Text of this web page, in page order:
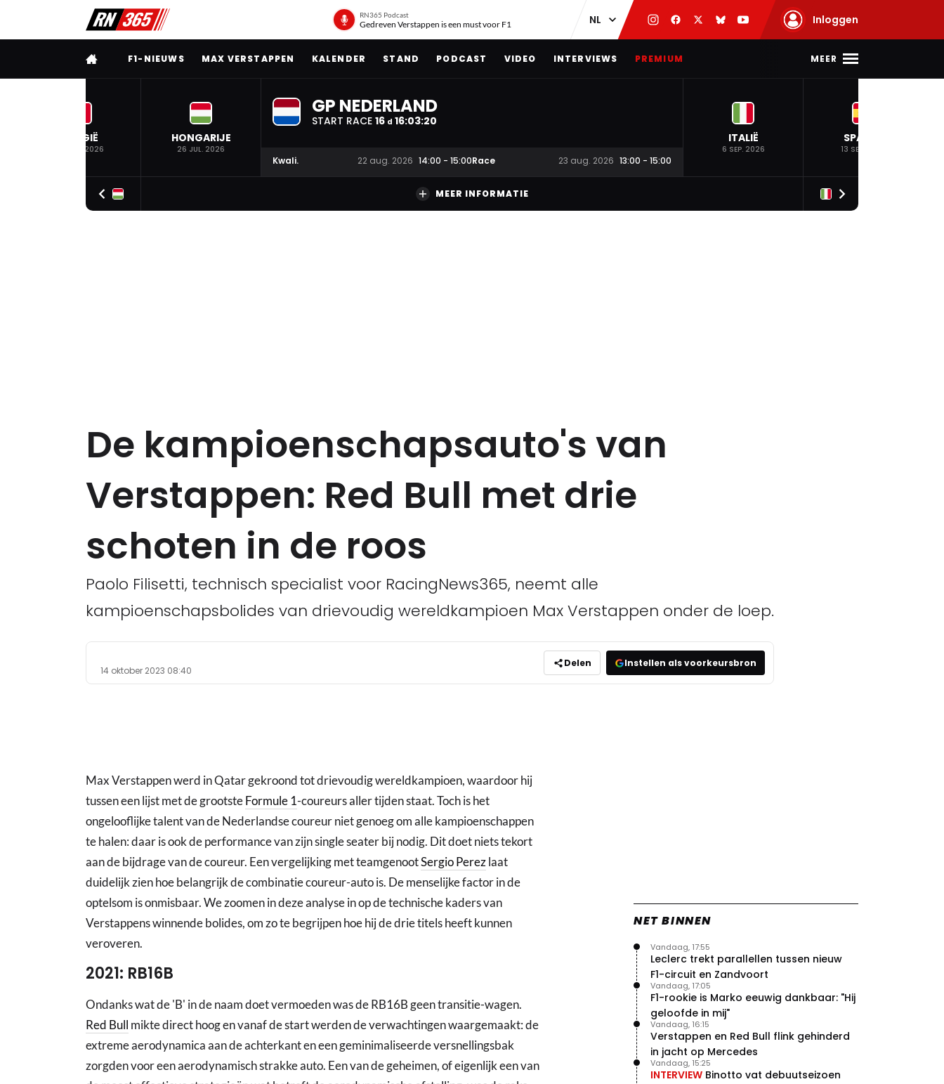
RN365 Podcast
Gedreven Verstappen is een must voor F1 Inloggen
VOLLEDIG MENU
F1-NIEUWS MAX VERSTAPPEN KALENDER STAND PODCAST VIDEO INTERVIEWS PREMIUM MEER
BELGIË
19 JUL. 2026
HONGARIJE
26 JUL. 2026
GP NEDERLAND
START RACE 16 d 16:03:20
Kwali. 22 aug. 2026 14:00 - 15:00Race 23 aug. 2026 13:00 - 15:00
ITALIË
6 SEP. 2026
SPANJE
13 SEP. 2026
MEER INFORMATIE
De kampioenschapsauto's van
Verstappen: Red Bull met drie
schoten in de roos
Paolo Filisetti, technisch specialist voor RacingNews365, neemt alle
kampioenschapsbolides van drievoudig wereldkampioen Max Verstappen onder de loep.
14 oktober 2023 08:40
Delen Instellen als voorkeursbron
Max Verstappen werd in Qatar gekroond tot drievoudig wereldkampioen, waardoor hij
tussen een lijst met de grootsteFormule 1-coureurs aller tijden staat. Toch is het
ongelooflijke talent van de Nederlandse coureur niet genoeg om alle kampioenschappen
te halen: daar is ook de performance van zijn single seater bij nodig. Dit doet niets tekort
aan de bijdrage van de coureur. Een vergelijking met teamgenootSergio Perezlaat
duidelijk zien hoe belangrijk de combinatie coureur-auto is. De menselijke factor in de
optelsom is onmisbaar. We zoomen in deze analyse in op de technische kaders van
Verstappens winnende bolides, om zo te begrijpen hoe hij de drie titels heeft kunnen
veroveren.
2021: RB16B
Ondanks wat de 'B' in de naam doet vermoeden was de RB16B geen transitie-wagen.
Red Bull mikte direct hoog en vanaf de start werden de verwachtingen waargemaakt: de
extreme aerodynamica aan de achterkant en een geminimaliseerde versnellingsbak
zorgden voor een aerodynamisch strakke auto. Een van de geheimen, of eigenlijk een van
NET BINNEN
Leclerc trekt parallellen tussen nieuw
F1-circuit en Zandvoort
Vandaag, 17:55
F1-rookie is Marko eeuwig dankbaar: "Hij
geloofde in mij"
Vandaag, 17:05
Verstappen en Red Bull flink gehinderd
in jacht op Mercedes
Vandaag, 16:15
INTERVIEW Binotto vat debuutseizoen
Vandaag, 15:25